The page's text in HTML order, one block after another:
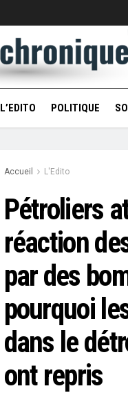
L’EDITO POLITIQUE
Accueil L'Edito
Pétroliers
réaction
par des
pourquoi
dans le
ont repris